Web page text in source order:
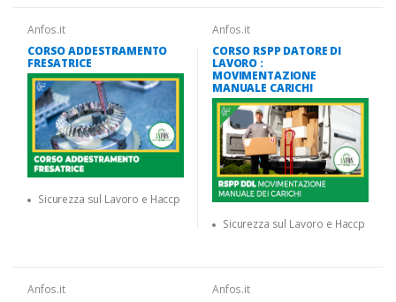
Anfos.it
CORSO ADDESTRAMENTO
FRESATRICE
Sicurezza sul Lavoro e Haccp
Anfos.it
CORSO RSPP DATORE DI
LAVORO :
MOVIMENTAZIONE
MANUALE CARICHI
Sicurezza sul Lavoro e Haccp
Anfos.it
Anfos.it